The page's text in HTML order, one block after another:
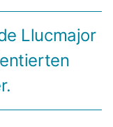
Llucmajor